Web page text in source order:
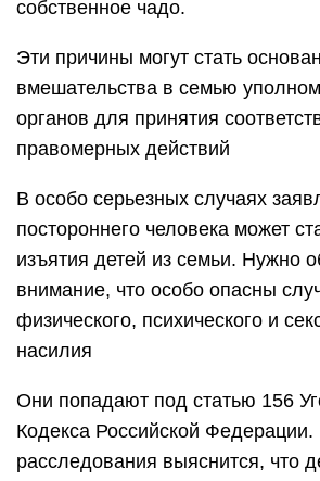
собственное чадо.
Эти причины могут стать
вмешательства в семью
органов для принятия
правомерных действий
В особо серьезных случаях
постороннего человека может
изъятия детей из семьи. Нужно
внимание, что особо опасны
физического, психического и
насилия
Они попадают под статью 156
Кодекса Российской
расследования выяснится, что